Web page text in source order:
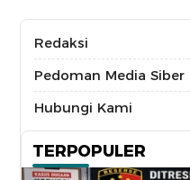
Redaksi
Pedoman Media Siber
Hubungi Kami
TERPOPULER